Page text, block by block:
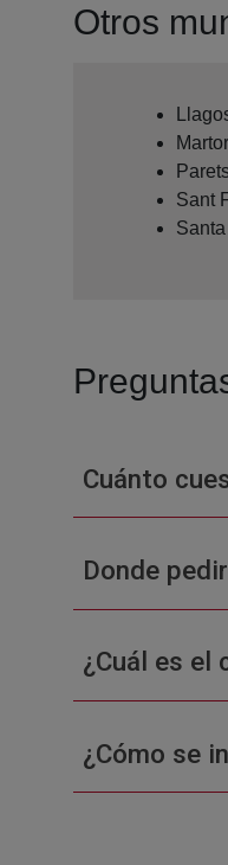
Otros
Sant
Cuánto
Donde
¿Cuál es el
¿Cómo se